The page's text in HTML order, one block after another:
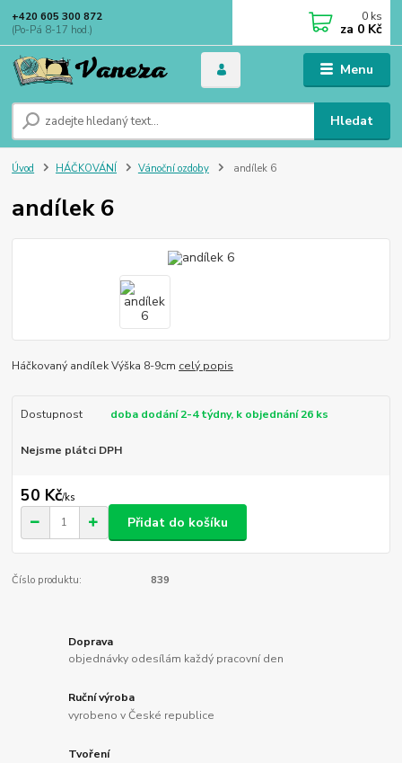
Menu
Hledat
+420 605 300 872
(Po-Pá 8-17 hod.)
0 ks
za 0 Kč
Úvod HÁČKOVÁNÍ Vánoční ozdoby andílek 6
andílek 6
Háčkovaný andílek Výška 8-9cm celý popis
Dostupnost doba dodání 2-4 týdny, k objednání 26 ks
Nejsme plátci DPH
50 Kč/ks
Přidat do košíku
Číslo produktu: 839
Doprava
objednávky odesílám každý pracovní den
Ruční výroba
vyrobeno v České republice
Tvoření